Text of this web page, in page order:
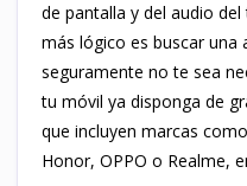
de pantalla y del audio
más lógico es buscar una
seguramente no te sea
tu móvil ya disponga de
que incluyen marcas
Honor, OPPO o Realme,